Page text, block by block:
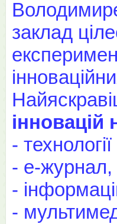
заклад
інновацій
-
- е-
-
-